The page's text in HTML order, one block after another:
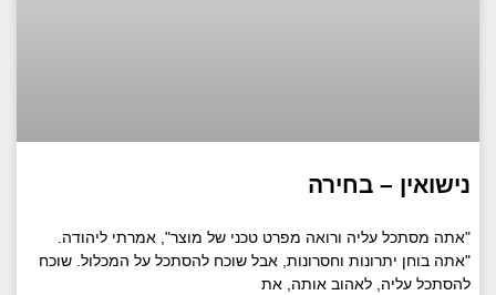
נישואין – בחירה
"אתה מסתכל עליה ורואה מפרט טכני של מוצר", אמרתי ליהודה.
"אתה בוחן יתרונות וחסרונות, אבל שוכח להסתכל על המכלול. שוכח
להסתכל עליה, לאהוב אותה, את